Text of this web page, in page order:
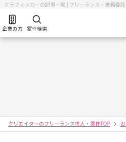
グラフィッカーの記事一覧 | フリーランス・業務委
企業の方 案件検索
クリエイターのフリーランス求人・案件TOP